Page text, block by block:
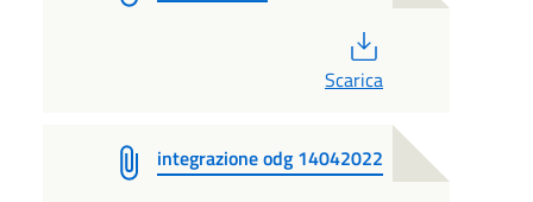
Scarica
integrazione odg 14042022